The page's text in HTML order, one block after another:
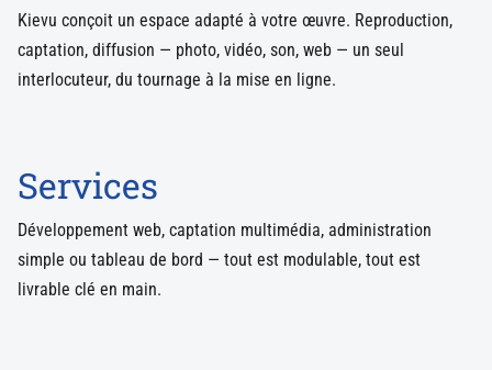
Kievu conçoit un espace adapté à votre œuvre. Reproduction,
captation, diffusion — photo, vidéo, son, web — un seul
interlocuteur, du tournage à la mise en ligne.
Services
Développement web, captation multimédia, administration
simple ou tableau de bord — tout est modulable, tout est
livrable clé en main.